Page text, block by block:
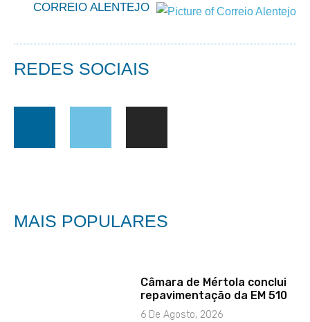
CORREIO ALENTEJO
REDES SOCIAIS
MAIS POPULARES
Câmara de Mértola conclui
repavimentação da EM 510
6 De Agosto, 2026